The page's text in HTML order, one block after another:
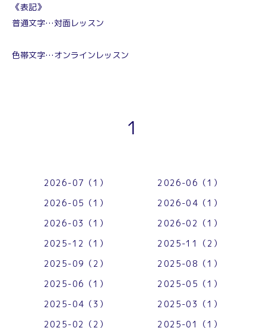
《表記》
普通文字…対面レッスン
色帯文字…オンラインレッスン
1
2026-07（1）
2026-06（1）
2026-05（1）
2026-04（1）
2026-03（1）
2026-02（1）
2025-12（1）
2025-11（2）
2025-09（2）
2025-08（1）
2025-06（1）
2025-05（1）
2025-04（3）
2025-03（1）
2025-02（2）
2025-01（1）